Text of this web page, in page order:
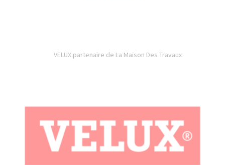
VELUX partenaire de La Maison Des Travaux